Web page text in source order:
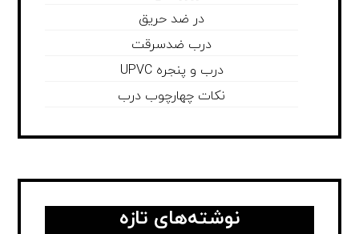
در ضد حریق
درب ضدسرقت
درب و پنجره UPVC
نکات چهارچوب درب
نوشته‌های تازه